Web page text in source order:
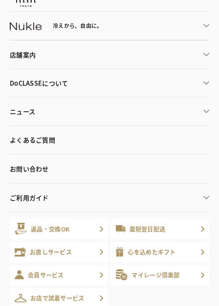
冷えから、 自由に。
店舗案内
DoCLASSEについて
ニュース
よくあるご質問
お問い合わせ
ご利用ガイド
返品・交換OK 最短翌日配送
お直しサービス 心を込めたギフト
会員サービス マイレージ倶楽部
お店で試着サービス